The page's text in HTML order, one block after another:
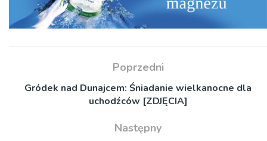
Poprzedni
Gródek nad Dunajcem: Śniadanie wielkanocne dla
uchodźców [ZDJĘCIA]
Następny